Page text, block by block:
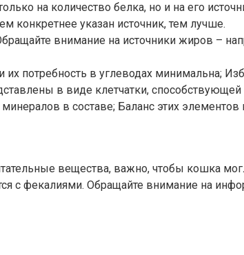
на количество белка, но и на его
конкретнее указан источник, тем лучше.
внимание на источники жиров –
их потребность в углеводах минимальна;
в виде клетчатки,
в составе; Баланс этих
вещества, важно, чтобы кошка
с фекалиями. Обращайте внимание на